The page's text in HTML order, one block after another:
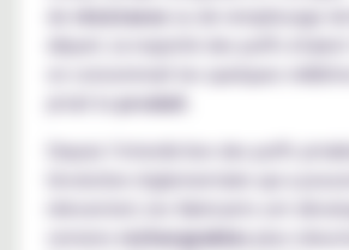
résistance ou de remplissage de
départ, la majorité des puffs
produit
Depuis l’interdiction des puffs
(évolution règlementaire qui a
réinventer), les fabricants ont
rechargeables
plus